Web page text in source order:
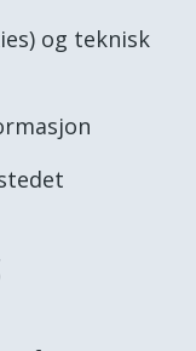
og teknisk